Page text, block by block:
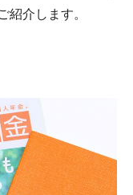
紹介します。